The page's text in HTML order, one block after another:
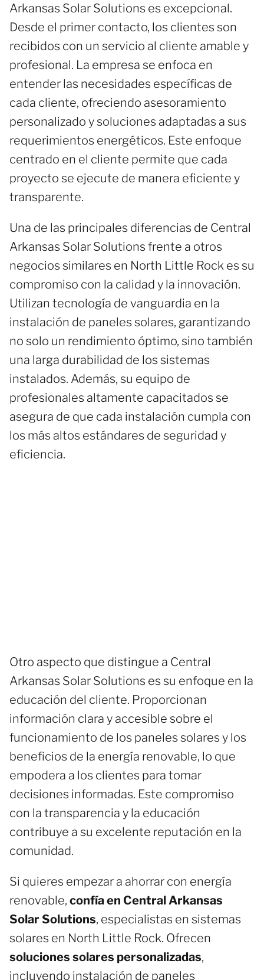
Arkansas Solar Solutions es excepcional.
Desde el primer contacto, los clientes son
recibidos con un servicio al cliente amable y
profesional. La empresa se enfoca en
entender las necesidades específicas de
cada cliente, ofreciendo asesoramiento
personalizado y soluciones adaptadas a sus
requerimientos energéticos. Este enfoque
centrado en el cliente permite que cada
proyecto se ejecute de manera eficiente y
transparente.
Una de las principales diferencias de Central
Arkansas Solar Solutions frente a otros
negocios similares en North Little Rock es su
compromiso con la calidad y la innovación.
Utilizan tecnología de vanguardia en la
instalación de paneles solares, garantizando
no solo un rendimiento óptimo, sino también
una larga durabilidad de los sistemas
instalados. Además, su equipo de
profesionales altamente capacitados se
asegura de que cada instalación cumpla con
los más altos estándares de seguridad y
eficiencia.
Otro aspecto que distingue a Central
Arkansas Solar Solutions es su enfoque en la
educación del cliente. Proporcionan
información clara y accesible sobre el
funcionamiento de los paneles solares y los
beneficios de la energía renovable, lo que
empodera a los clientes para tomar
decisiones informadas. Este compromiso
con la transparencia y la educación
contribuye a su excelente reputación en la
comunidad.
Si quieres empezar a ahorrar con energía
renovable, confía en Central Arkansas
Solar Solutions, especialistas en sistemas
solares en North Little Rock. Ofrecen
soluciones solares personalizadas,
incluyendo instalación de paneles